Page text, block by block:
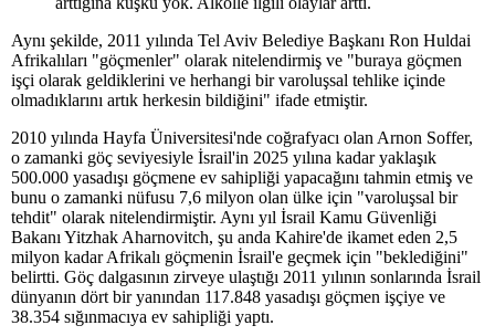
Aynı şekilde, 2011 yılında Tel Aviv Belediye Başkanı Ron Huldai
Afrikalıları "göçmenler" olarak nitelendirmiş ve "buraya göçmen
işçi olarak geldiklerini ve herhangi bir varoluşsal tehlike içinde
olmadıklarını artık herkesin bildiğini" ifade etmiştir.
2010 yılında Hayfa Üniversitesi'nde coğrafyacı olan Arnon Soffer,
o zamanki göç seviyesiyle İsrail'in 2025 yılına kadar yaklaşık
500.000 yasadışı göçmene ev sahipliği yapacağını tahmin etmiş ve
bunu o zamanki nüfusu 7,6 milyon olan ülke için "varoluşsal bir
tehdit" olarak nitelendirmiştir. Aynı yıl İsrail Kamu Güvenliği
Bakanı Yitzhak Aharnovitch, şu anda Kahire'de ikamet eden 2,5
milyon kadar Afrikalı göçmenin İsrail'e geçmek için "beklediğini"
belirtti. Göç dalgasının zirveye ulaştığı 2011 yılının sonlarında İsrail
dünyanın dört bir yanından 117.848 yasadışı göçmen işçiye ve
38.354 sığınmacıya ev sahipliği yaptı.